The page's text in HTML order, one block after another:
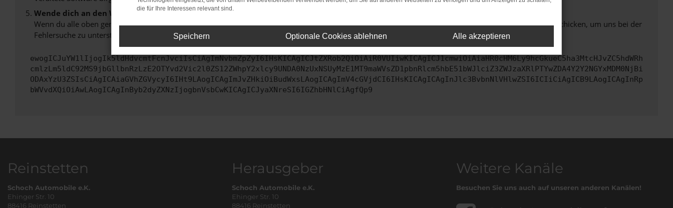
Wende dich an den Webseitenbetreiber.
Wenn du alle oben genannten Schritte versucht hast, kontaktiere uns bitte. Wir werden versuchen, das Problem zu beheben. Du kannst uns diesen Text schicken, um uns bei der
Fehlersuche zu unterstützen:
ewogICJuYW1lIjogIk5ldHdvcmtFcnJvciIsCiAgImNvbmZpZyI6IHsKICAgICJtZXRob2QiOiAiR0VUIiwKICAgICJ1cmwiOiAiaHR0cHM6Ly9hcGkueC5ha3MtcHJvZC5hdWRh
cmlzLm5ldC92MS9jbGllbnRzLzE2OTYvd2Vic2l0ZS12ZWhpY2xlcy9UNDA0NzUxNSUyMzE1MT9maWVsZD1pbnRlcm5hbE51bWJlciZ3ZWJzaXRlPTYwZDA4Y2Y2NGYxMDM0NjBi
ODAxYzU3ZSIsCiAgICAiaGVhZGVycyI6IHt9LAogICAgImJvZHkiOiBudWxsLAogICAgImV4cGVjdCI6IHsKICAgICAgInJlc3BvbnNlVHlwZSI6ICIiCiAgICB9LAogICAgInRp
bWVvdXQiOiAwLAogICAgInByb2dyZXNzIjogbnVsbCwKICAgICJyaXNreSI6IGZhbHNlCiAgfQp9
Reinstetten
Schoch Automobile e.K.
Ehinger Str. 10
88416 Reinstetten
Herausgeber
Schoch Automobile e.K.
Ehinger Str. 10
88416 Reinstetten
Weitere Kanäle
Besuchen Sie uns auch auf unseren anderen Kanälen!
die für Ihre Interessen relevant sind.
Speichern Optionale Cookies ablehnen Alle akzeptieren